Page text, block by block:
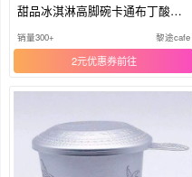
甜品冰淇淋高脚碗卡通布丁酸奶
杯
销量300+ 黎途cafe
2元优惠券